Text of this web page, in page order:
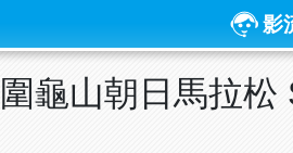
影
龜山朝日馬拉